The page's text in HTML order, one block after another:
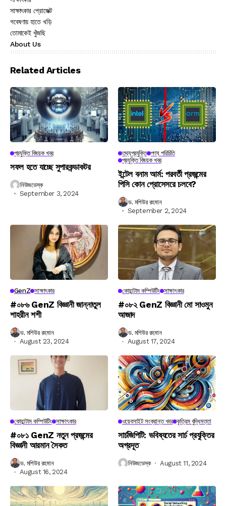
সাক্ষাৎকার প্রোজেক্ট
গবেষণায় হাতে খড়ি
তোমাকেই খুঁজছি
About Us
Related Articles
প্রযুক্তি বিষয়ক খবর
সফল হতে যাচ্ছে সুপারকন্ডাকটর
নিউজডেস্ক
September 3, 2024
তথ্যপ্রযুক্তি পণ্য পরিচিতি
প্রযুক্তি বিষয়ক খবর
ইন্টেল বনাম আর্ম: পরবর্তী প্রজন্মের
পিসি কোন প্রোসেসরে চলবে?
ড. মশিউর রহমান
September 2, 2024
GenZ সাক্ষাৎকার
#০৮৬ GenZ বিজ্ঞানী জান্নাতুল
শাহরীন শশী
ড. মশিউর রহমান
August 23, 2024
কোয়ান্টাম কম্পিউটিং সাক্ষাৎকার
#০৮২ GenZ বিজ্ঞানী মো সাওমুন
আজাদ
ড. মশিউর রহমান
August 17, 2024
কোয়ান্টাম কম্পিউটিং সাক্ষাৎকার
#০৮১ GenZ নতুন প্রজন্মের
বিজ্ঞানী আরমান সৈকত
ড. মশিউর রহমান
August 16, 2024
ওয়েবসাইট সংক্রান্ত খবর কৃত্রিম বুদ্ধিমত্তা
সার্চজিপিটি: ভবিষ্যতের সার্চ প্রযুক্তির
অগ্রদূত
নিউজডেস্ক August 11, 2024